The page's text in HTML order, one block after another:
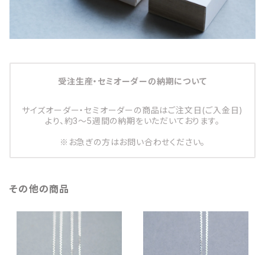
受注生産・セミオーダーの納期について
サイズオーダー・セミオーダーの商品はご注文日(ご入金日)
より、約3～5週間の納期をいただいております。
※お急ぎの方はお問い合わせください。
その他の商品